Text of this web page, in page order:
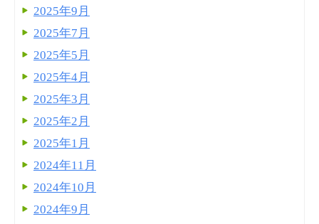
2025年9月
2025年7月
2025年5月
2025年4月
2025年3月
2025年2月
2025年1月
2024年11月
2024年10月
2024年9月